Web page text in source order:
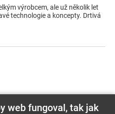
výrobcem, ale už několik let
technologie a koncepty. Drtivá
web fungoval, tak jak